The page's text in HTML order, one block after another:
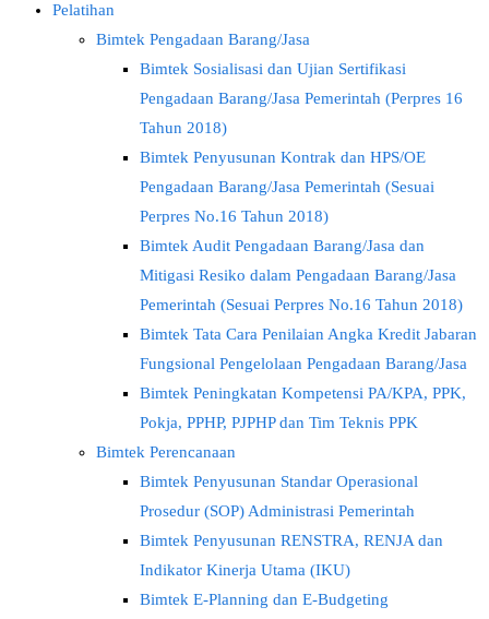
Pelatihan
Bimtek Pengadaan Barang/Jasa
Bimtek Sosialisasi dan Ujian Sertifikasi
Pengadaan Barang/Jasa Pemerintah (Perpres 16
Tahun 2018)
Bimtek Penyusunan Kontrak dan HPS/OE
Pengadaan Barang/Jasa Pemerintah (Sesuai
Perpres No.16 Tahun 2018)
Bimtek Audit Pengadaan Barang/Jasa dan
Mitigasi Resiko dalam Pengadaan Barang/Jasa
Pemerintah (Sesuai Perpres No.16 Tahun 2018)
Bimtek Tata Cara Penilaian Angka Kredit Jabaran
Fungsional Pengelolaan Pengadaan Barang/Jasa
Bimtek Peningkatan Kompetensi PA/KPA, PPK,
Pokja, PPHP, PJPHP dan Tim Teknis PPK
Bimtek Perencanaan
Bimtek Penyusunan Standar Operasional
Prosedur (SOP) Administrasi Pemerintah
Bimtek Penyusunan RENSTRA, RENJA dan
Indikator Kinerja Utama (IKU)
Bimtek E-Planning dan E-Budgeting